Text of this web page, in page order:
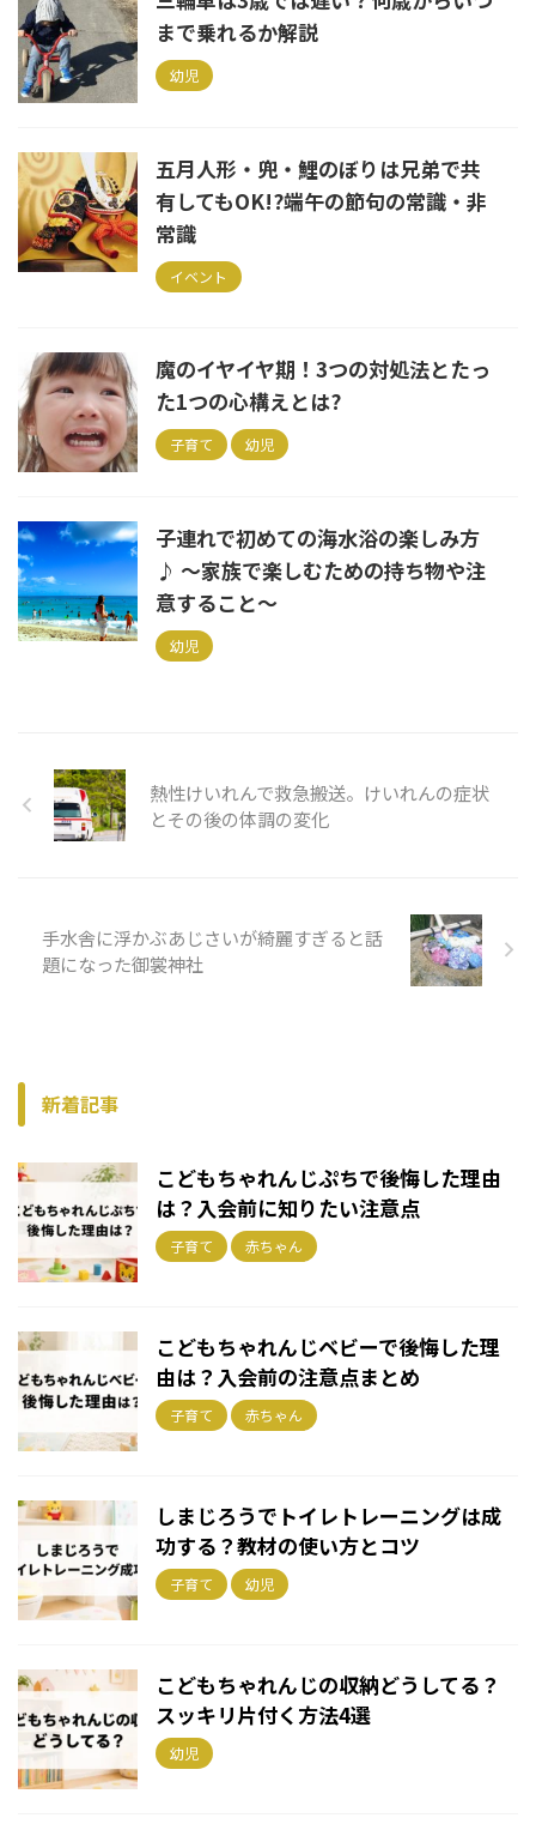
まで乗れるか解説
幼児
五月人形・兜・鯉のぼりは兄弟で共
有してもOK!?端午の節句の常識・非
常識
イベント
魔のイヤイヤ期！3つの対処法とたっ
た1つの心構えとは?
子育て 幼児
子連れで初めての海水浴の楽しみ方
♪ ～家族で楽しむための持ち物や注
意すること～
幼児
熱性けいれんで救急搬送。けいれんの症状
とその後の体調の変化
手水舎に浮かぶあじさいが綺麗すぎると話
題になった御裳神社
新着記事
こどもちゃれんじぷちで後悔した理由
は？入会前に知りたい注意点
子育て 赤ちゃん
こどもちゃれんじベビーで後悔した理
由は？入会前の注意点まとめ
子育て 赤ちゃん
しまじろうでトイレトレーニングは成
功する？教材の使い方とコツ
子育て 幼児
こどもちゃれんじの収納どうしてる？
スッキリ片付く方法4選
幼児